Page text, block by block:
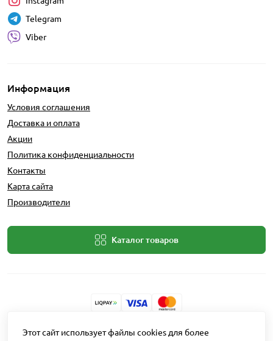
Информация
Условия соглашения
Доставка и оплата
Акции
Политика конфиденциальности
Контакты
Карта сайта
Производители
Каталог товаров
Telegram
Viber
Разработчик: Intent Solutions
Этот сайт использует файлы cookies для более